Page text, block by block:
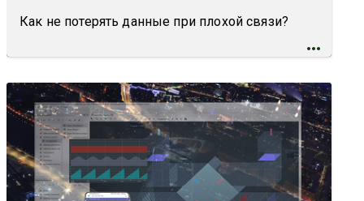
Как не потерять данные при плохой связи?